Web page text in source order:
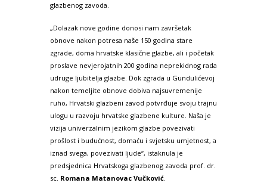
glazbenog zavoda.
„Dolazak nove godine donosi nam završetak
obnove nakon potresa naše 150 godina stare
zgrade, doma hrvatske klasične glazbe, ali i početak
proslave nevjerojatnih 200 godina neprekidnog rada
udruge ljubitelja glazbe. Dok zgrada u Gundulićevoj
nakon temeljite obnove dobiva najsuvremenije
ruho, Hrvatski glazbeni zavod potvrđuje svoju trajnu
ulogu u razvoju hrvatske glazbene kulture. Naša je
vizija univerzalnim jezikom glazbe povezivati
prošlost i budućnost, domaću i svjetsku umjetnost, a
iznad svega, povezivati ljude“, istaknula je
predsjednica Hrvatskoga glazbenog zavoda prof. dr.
sc. Romana Matanovac Vučković